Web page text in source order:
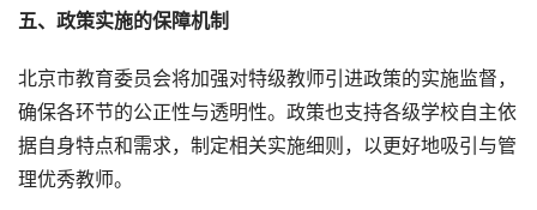
五、政策实施的保障机制
北京市教育委员会将加强对特级教师引进政策的实施监督，
确保各环节的公正性与透明性。政策也支持各级学校自主依
据自身特点和需求，制定相关实施细则，以更好地吸引与管
理优秀教师。